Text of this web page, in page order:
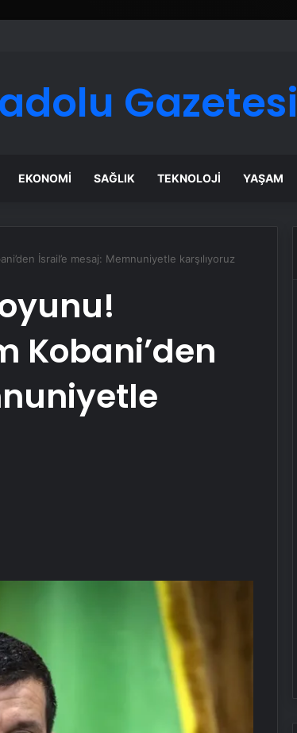
Gazetesi
EKONOMI SAĞLIK TEKNOLOJI YAŞAM
İsrail’e mesaj: Memnuniyetle karşılıyoruz
Kobani’den